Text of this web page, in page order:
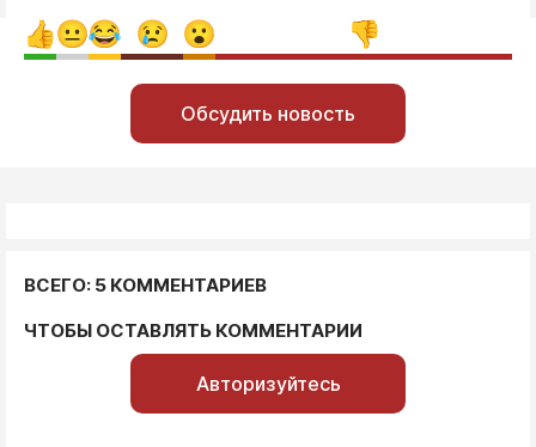
Обсудить новость
ВСЕГО: 5 КОММЕНТАРИЕВ
ЧТОБЫ ОСТАВЛЯТЬ КОММЕНТАРИИ
Авторизуйтесь